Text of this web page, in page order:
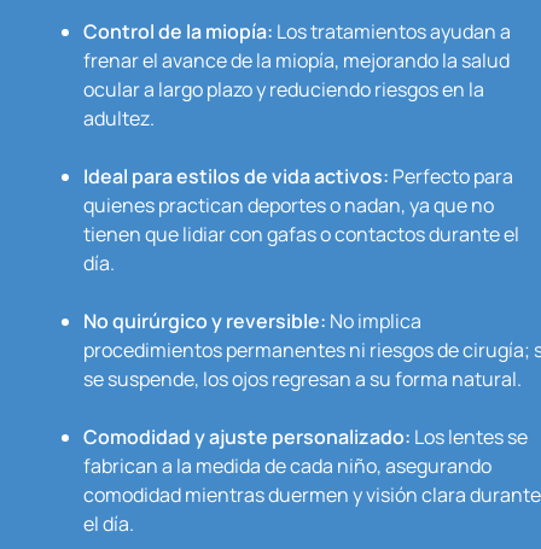
Control de la miopía: Los tratamientos ayudan a
frenar el avance de la miopía, mejorando la salud
ocular a largo plazo y reduciendo riesgos en la
adultez.
Ideal para estilos de vida activos: Perfecto para
quienes practican deportes o nadan, ya que no
tienen que lidiar con gafas o contactos durante el
día.
No quirúrgico y reversible: No implica
procedimientos permanentes ni riesgos de cirugía;
se suspende, los ojos regresan a su forma natural.
Comodidad y ajuste personalizado: Los lentes se
fabrican a la medida de cada niño, asegurando
comodidad mientras duermen y visión clara durante
el día.